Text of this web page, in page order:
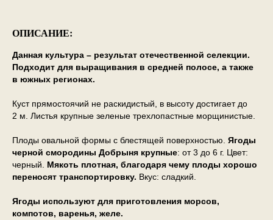
ОПИСАНИЕ:
Данная культура – результат отечественной селекции.
Подходит для выращивания в средней полосе, а также
в южных регионах.
Куст прямостоячий не раскидистый, в высоту достигает до
2 м. Листья крупные зеленые трехлопастные морщинистые.
Плоды овальной формы с блестящей поверхностью. Ягоды
черной смородины Добрыня крупные: от 3 до 6 г. Цвет:
черный. Мякоть плотная, благодаря чему плоды хорошо
переносят транспортировку. Вкус: сладкий.
Ягоды используют для приготовления морсов,
компотов, варенья, желе.